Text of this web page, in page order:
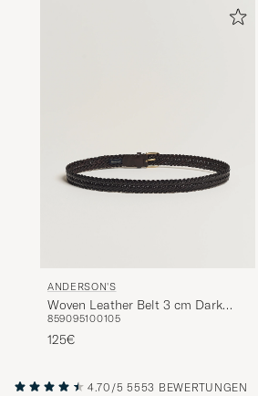
ANDERSON'S
Woven Leather Belt 3 cm Dark
Brown
859095100105
125€
4.70/5 5553 BEWERTUNGEN